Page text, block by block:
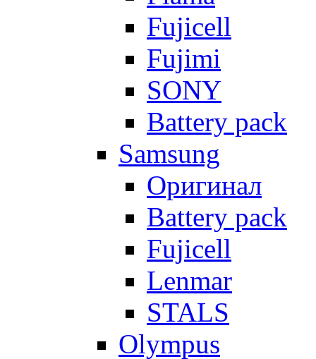
Fujicell
Fujimi
SONY
Battery pack
Samsung
Оригинал
Battery pack
Fujicell
Lenmar
STALS
Olympus